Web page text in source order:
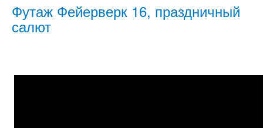
Футаж Фейерверк 16, праздничный
салют